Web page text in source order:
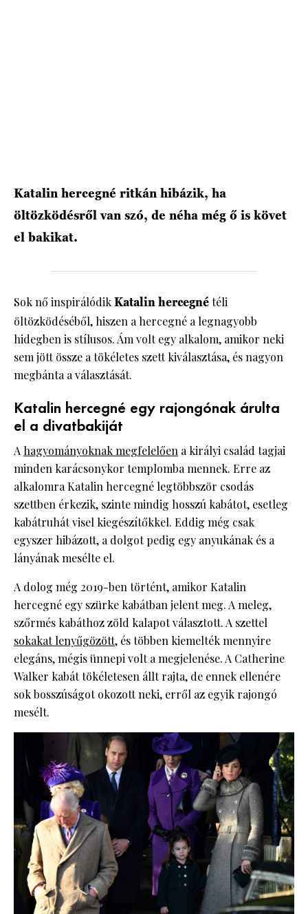
Katalin hercegné ritkán hibázik, ha
öltözködésről van szó, de néha még ő is követ
el bakikat.
Sok nő inspirálódikKatalin hercegnétéli
öltözködéséből, hiszen a hercegné a legnagyobb
hidegben is stílusos. Ám volt egy alkalom, amikor neki
sem jött össze a tökéletes szett kiválasztása, és nagyon
megbánta a választását.
Katalin hercegné egy rajongónak árulta
el a divatbakiját
A hagyományoknak megfelelően a királyi család tagjai
minden karácsonykor templomba mennek. Erre az
alkalomra Katalin hercegné legtöbbször csodás
szettben érkezik, szinte mindig hosszú kabátot, esetleg
kabátruhát visel kiegészítőkkel. Eddig még csak
egyszer hibázott, a dolgot pedig egy anyukának és a
lányának mesélte el.
A dolog még 2019-ben történt, amikor Katalin
hercegné egy szürke kabátban jelent meg. A meleg,
szőrmés kabáthoz zöld kalapot választott. A szettel
sokakat lenyűgözött, és többen kiemelték mennyire
elegáns, mégis ünnepi volt a megjelenése. A Catherine
Walker kabát tökéletesen állt rajta, de ennek ellenére
sok bosszúságot okozott neki, erről az egyik rajongó
mesélt.